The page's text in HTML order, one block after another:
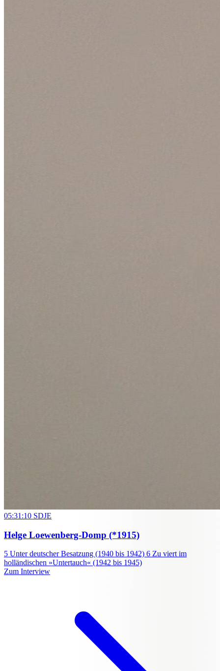
05:31:10 SDJE
Helge Loewenberg-Domp (*1915)
5 Unter deutscher Besatzung (1940 bis 1942) 6 Zu viert im
holländischen »Untertauch« (1942 bis 1945)
Zum Interview